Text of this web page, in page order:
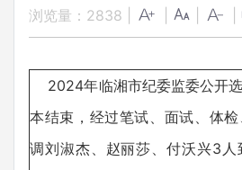
浏览量： 2838
2024年临湘市纪委监委公开
本结束，经过笔试、面试、体
调刘淑杰、赵丽莎、付沃兴3